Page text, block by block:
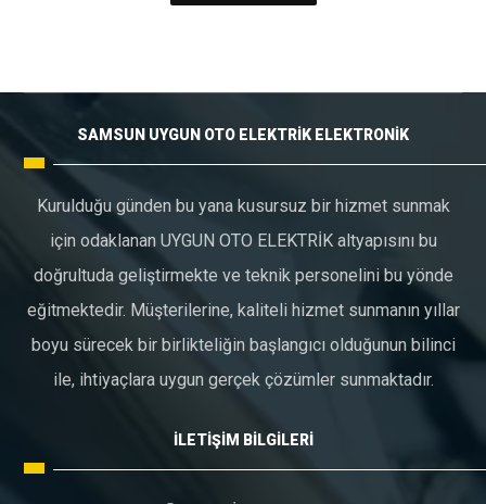
SAMSUN UYGUN OTO ELEKTRİK ELEKTRONİK
Kurulduğu günden bu yana kusursuz bir hizmet sunmak
için odaklanan UYGUN OTO ELEKTRİK altyapısını bu
doğrultuda geliştirmekte ve teknik personelini bu yönde
eğitmektedir. Müşterilerine, kaliteli hizmet sunmanın yıllar
boyu sürecek bir birlikteliğin başlangıcı olduğunun bilinci
ile, ihtiyaçlara uygun gerçek çözümler sunmaktadır.
İLETİŞİM BİLGİLERİ